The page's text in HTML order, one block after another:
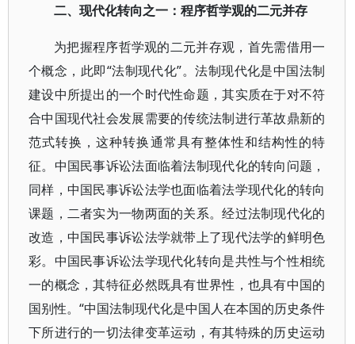
二、现代化转向之一：程序哲学观的二元并存
为把握程序哲学观的二元并存观，首先需借用一
个概念，此即“法制现代化”。法制现代化是中国法制
建设中所提出的一个时代性命题，其实质在于对不符
合中国现代社会发展需要的传统法制进行革故鼎新的
范式转换，这种转换通常具有整体性和结构性的特
征。中国民事诉讼法面临着法制现代化的转向问题，
同样，中国民事诉讼法学也面临着法学现代化的转向
课题，二者实为一物两面的关系。经过法制现代化的
改造，中国民事诉讼法学就带上了现代法学的鲜明色
彩。中国民事诉讼法学现代化转向是共性与个性相统
一的概念，其特征必然既具有世界性，也具有中国的
国别性。“中国法制现代化是中国人在本国的历史条件
下所进行的一切法律变革运动，有其特殊的历史运动